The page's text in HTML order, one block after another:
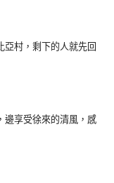
亞村，剩下的人就先回
邊享受徐來的清風，感